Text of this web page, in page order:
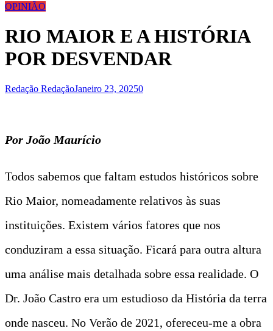
OPINIÃO
RIO MAIOR E A HISTÓRIA
POR DESVENDAR
Redação RedaçãoJaneiro 23, 20250
Por João Maurício
Todos sabemos que faltam estudos históricos sobre
Rio Maior, nomeadamente relativos às suas
instituições. Existem vários fatores que nos
conduziram a essa situação. Ficará para outra altura
uma análise mais detalhada sobre essa realidade. O
Dr. João Castro era um estudioso da História da terra
onde nasceu. No Verão de 2021, ofereceu-me a obra